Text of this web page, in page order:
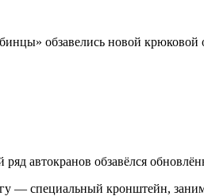
обзавелись новой крюковой
автокранов обзавёлся
— специальный кронштейн,